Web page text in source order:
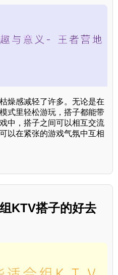
燥感减轻了许多。无论是在
式里轻松游玩，搭子都能带
中，搭子之间可以相互交流
以在紧张的游戏气氛中互相
KTV搭子的好去